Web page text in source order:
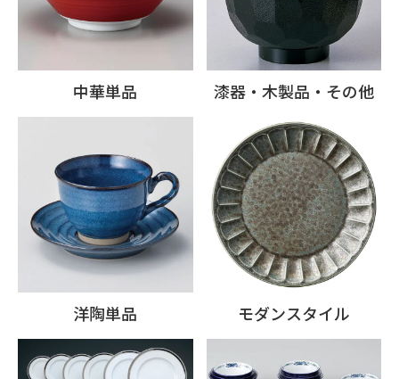
中華単品 漆器・木製品・その他
洋陶単品 モダンスタイル